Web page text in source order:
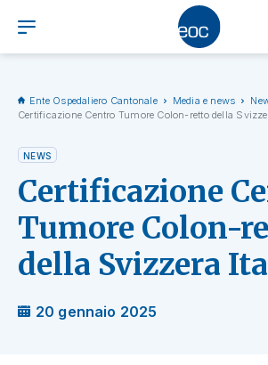
Ente Ospedaliero Cantonale Media e news
Certificazione Centro Tumore Colon-retto della
NEWS
Certificazione
Tumore Colon-
della Svizzera
20 gennaio 2025